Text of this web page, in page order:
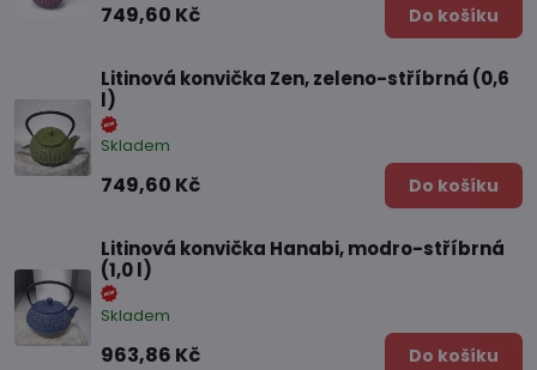
749,60 Kč Do košíku
Litinová konvička Zen, zeleno-stříbrná (0,6
l)
Skladem
749,60 Kč Do košíku
Litinová konvička Hanabi, modro-stříbrná
(1,0 l)
Skladem
963,86 Kč Do košíku